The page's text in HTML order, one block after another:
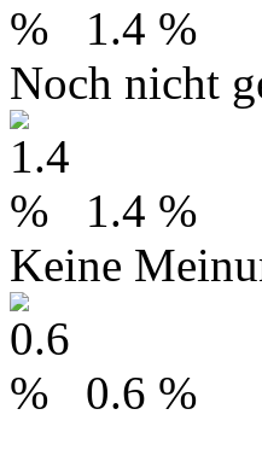
1.4 %
Noch nicht
1.4 %
Keine
0.6 %